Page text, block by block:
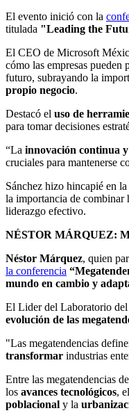
El evento inició con la
titulada "Leading the
El CEO de Microsoft
cómo las empresas pueden
futuro, subrayando la
propio negocio.
Destacó el uso de
para tomar decisiones
“La innovación continua
cruciales para mantenerse
Sánchez hizo hincapié en
la importancia de combinar
liderazgo efectivo.
NÉSTOR MÁRQUEZ:
Néstor Márquez, quien
la conferencia
mundo en cambio y
El Lider del Laboratorio
evolución de las
"Las megatendencias
transformar industrias
Entre las megatendencias
los avances tecnológicos, el
poblacional y la